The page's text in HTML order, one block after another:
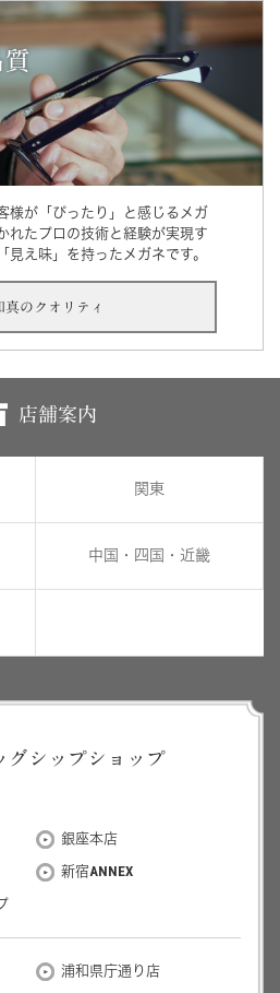
様が「ぴったり」と感じるメガ
たプロの技術と経験が実現す
え味」を持ったメガネです。
真のクオリティ
店舗案内
関東
中国・四国・近畿
グシップショップ
銀座本店
新宿ANNEX
浦和県庁通り店